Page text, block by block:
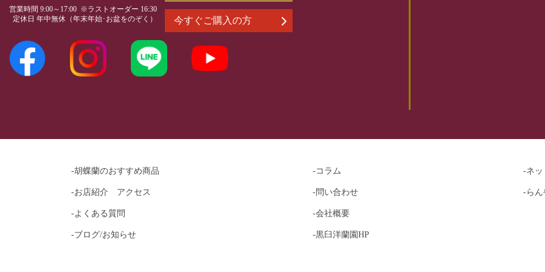
営業時間 9:00～17:00 ※ラストオーダー 16:30
定休日 年中無休（年末年始･お盆をのぞく）
今すぐご購入の方
-胡蝶蘭のおすすめ商品
-お店紹介 アクセス
-よくある質問
-ブログ/お知らせ
-コラム
-問い合わせ
-会社概要
-黒臼洋蘭園HP
-ネッ
-らん